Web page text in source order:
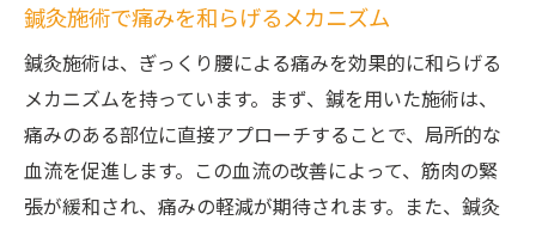
鍼灸施術で痛みを和らげるメカニズム
鍼灸施術は、ぎっくり腰による痛みを効果的に和らげる
メカニズムを持っています。まず、鍼を用いた施術は、
痛みのある部位に直接アプローチすることで、局所的な
血流を促進します。この血流の改善によって、筋肉の緊
張が緩和され、痛みの軽減が期待されます。また、鍼灸